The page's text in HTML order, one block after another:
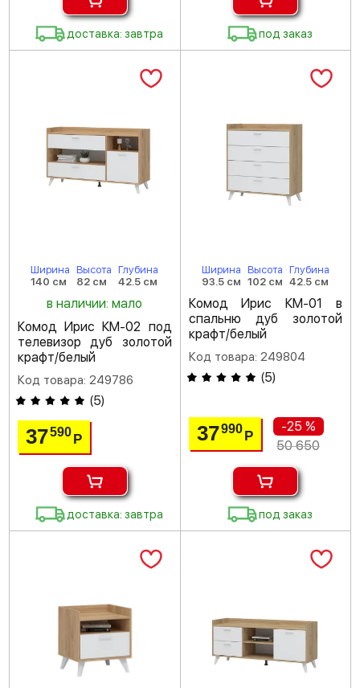
доставка: завтра под заказ
Ширина
140 см
Высота
82 см
Глубина
42.5 см
в наличии: мало
Комод Ирис КМ-02 под
телевизор дуб золотой
крафт/белый
Код товара: 249786
(5)
37590Р
доставка: завтра
Ширина
93.5 см
Высота
102 см
Глубина
42.5 см
Комод Ирис КМ-01 в
спальню дуб золотой
крафт/белый
Код товара: 249804
(5)
37990 Р
-25 %
50 650
под заказ